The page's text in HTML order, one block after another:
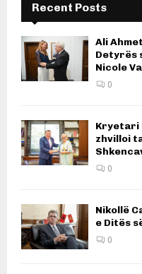
Recent Posts
Ali
Detyrës
Nicole
0
Kryetari
zhvilloi
0
Nikollë
e Ditës
0